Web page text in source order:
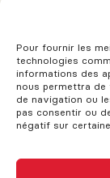
Pour fournir les
technologies
informations des
nous permettra
de navigation ou
pas consentir ou
négatif sur
de